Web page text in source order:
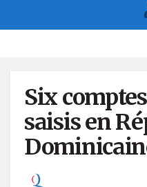
Six
saisis en